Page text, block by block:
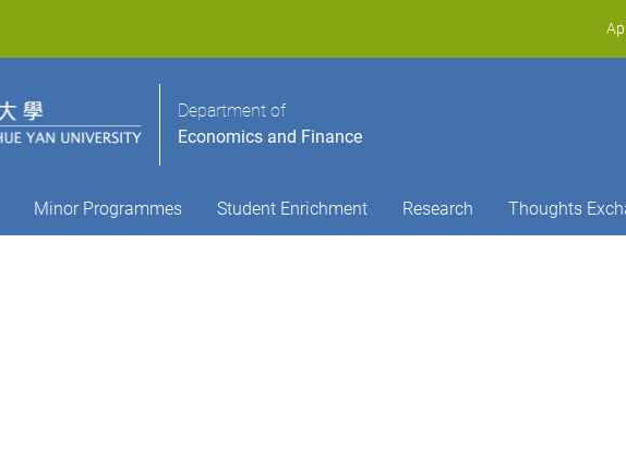
Department of
Economics and Finance
Minor Programmes Student Enrichment Research Thoughts